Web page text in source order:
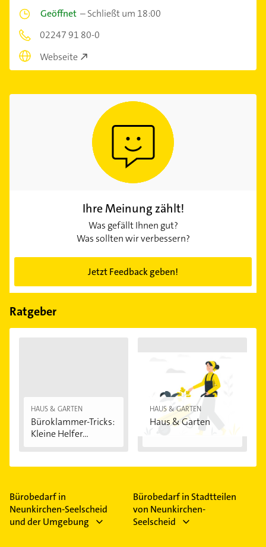
Geöffnet –Schließt um 18:00
02247 91 80-0
Webseite
Ihre Meinung zählt!
Was gefällt Ihnen gut?
Was sollten wir verbessern?
Jetzt Feedback geben!
Ratgeber
HAUS & GARTEN
Büroklammer-Tricks:
Kleine Helfer...
HAUS & GARTEN
Haus & Garten
Bürobedarf in
Neunkirchen-Seelscheid
und der Umgebung
Bürobedarf in Stadtteilen
von Neunkirchen-
Seelscheid